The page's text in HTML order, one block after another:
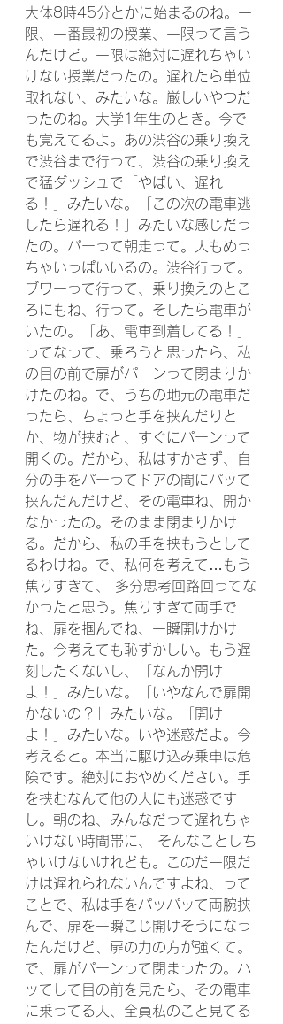
大体8時45分とかに始まるのね。一
限、一番最初の授業、一限って言う
んだけど。一限は絶対に遅れちゃい
けない授業だったの。遅れたら単位
取れない、みたいな。厳しいやつだ
ったのね。大学1年生のとき。今で
も覚えてるよ。あの渋谷の乗り換え
で渋谷まで行って、渋谷の乗り換え
で猛ダッシュで「やばい、遅れ
る！」みたいな。「この次の電車逃
したら遅れる！」みたいな感じだっ
たの。パーって朝走って。人もめっ
ちゃいっぱいいるの。渋谷行って。
ブワーって行って、乗り換えのとこ
ろにもね、行って。そしたら電車が
いたの。「あ、電車到着してる！」
ってなって、乗ろうと思ったら、私
の目の前で扉がパーンって閉まりか
けたのね。で、うちの地元の電車だ
ったら、ちょっと手を挟んだりと
か、物が挟むと、すぐにパーンって
開くの。だから、私はすかさず、自
分の手をパーってドアの間にパッて
挟んだんだけど、その電車ね、開か
なかったの。そのまま閉まりかけ
る。だから、私の手を挟もうとして
るわけね。で、私何を考えて…もう
焦りすぎて、 多分思考回路回ってな
かったと思う。焦りすぎて両手で
ね、扉を掴んでね、一瞬開けかけ
た。今考えても恥ずかしい。もう遅
刻したくないし、「なんか開け
よ！」みたいな。「いやなんで扉開
かないの？」みたいな。「開け
よ！」みたいな。いや迷惑だよ。今
考えると。本当に駆け込み乗車は危
険です。絶対におやめください。手
を挟むなんて他の人にも迷惑です
し。朝のね、みんなだって遅れちゃ
いけない時間帯に、 そんなことしち
ゃいけないけれども。このだ一限だ
けは遅れられないんですよね、って
ことで、私は手をパッパッて両腕挟
んで、扉を一瞬こじ開けそうになっ
たんだけど、扉の力の方が強くて。
で、扉がパーンって閉まったの。ハ
ッてして目の前を見たら、その電車
に乗ってる人、全員私のこと見てる